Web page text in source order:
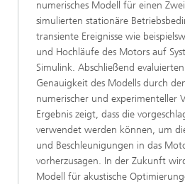
numerisches Modell für einen
simulierten stationäre
transiente Ereignisse wie
und Hochläufe des Motors auf
Simulink. Abschließend
Genauigkeit des Modells durch
numerischer und experimenteller
Ergebnis zeigt, dass die
verwendet werden können, um
und Beschleunigungen in das
vorherzusagen. In der Zukunft
Modell für akustische